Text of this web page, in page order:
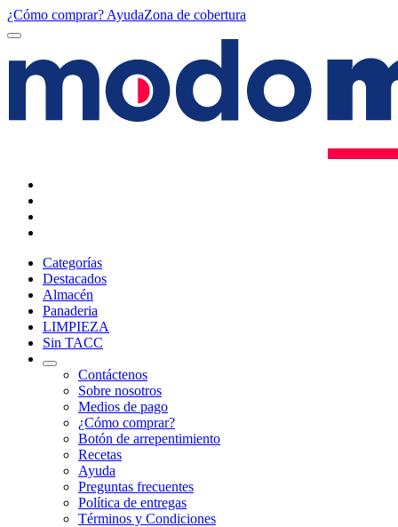
¿Cómo comprar? AyudaZona de cobertura
Categorías
Destacados
Almacén
Panaderia
LIMPIEZA
Sin TACC
Contáctenos
Sobre nosotros
Medios de pago
¿Cómo comprar?
Botón de arrepentimiento
Recetas
Ayuda
Preguntas frecuentes
Política de entregas
Términos y Condiciones